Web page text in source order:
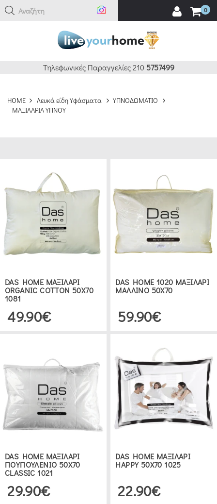
Αναζήτηση εδώ 0
Τηλεφωνικές Παραγγελίες 210 5757499
HOME Λευκά είδη Υφάσματα
ΥΠΝΟΔΩΜΑΤΙΟ
ΜΑΞΙΛΑΡΙΑ ΥΠΝΟΥ
DAS HOME ΜΑΞΙΛΑΡΙ
ORGANIC COTTON 50X70
1081
49.90€
DAS HOME 1020 ΜΑΞΙΛΑΡΙ
ΜΑΛΛΙΝΟ 50Χ70
59.90€
DAS HOME ΜΑΞΙΛΑΡΙ
ΠΟΥΠΟΥΛΕΝΙΟ 50Χ70
CLASSIC 1021
29.90€
DAS HOME ΜΑΞΙΛΑΡΙ
HAPPY 50Χ70 1025
22.90€
HOME
(8)
ΕΥΡΟΣ
ΤΙΜΗΣ
€0.00
ΔΕΙΤΕ 24 ΠΡΟΪΟΝΤΑ